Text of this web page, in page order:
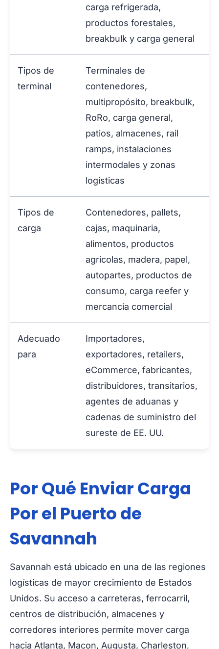
carga refrigerada,
productos forestales,
breakbulk y carga general
Tipos de
terminal
Terminales de
contenedores,
multipropósito, breakbulk,
RoRo, carga general,
patios, almacenes, rail
ramps, instalaciones
intermodales y zonas
logísticas
Tipos de
carga
Contenedores, pallets,
cajas, maquinaria,
alimentos, productos
agrícolas, madera, papel,
autopartes, productos de
consumo, carga reefer y
mercancía comercial
Adecuado
para
Importadores,
exportadores, retailers,
eCommerce, fabricantes,
distribuidores, transitarios,
agentes de aduanas y
cadenas de suministro del
sureste de EE. UU.
Por Qué Enviar Carga
Por el Puerto de
Savannah
Savannah está ubicado en una de las regiones
logísticas de mayor crecimiento de Estados
Unidos. Su acceso a carreteras, ferrocarril,
centros de distribución, almacenes y
corredores interiores permite mover carga
hacia Atlanta, Macon, Augusta, Charleston,